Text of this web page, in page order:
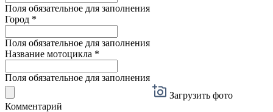
Поля обязательное для заполнения
Город *
Поля обязательное для заполнения
Название мотоцикла *
Поля обязательное для заполнения
Загрузить фото
Комментарий